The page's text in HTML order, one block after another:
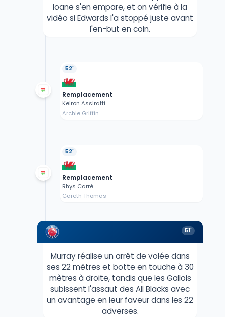
Ioane s'en empare, et on vérifie à la
vidéo si Edwards l'a stoppé juste avant
l'en-but en coin.
52'
Remplacement
Keiron Assiratti
Archie Griffin
52'
Remplacement
Rhys Carré
Gareth Thomas
51'
Murray réalise un arrêt de volée dans
ses 22 mètres et botte en touche à 30
mètres à droite, tandis que les Gallois
subissent l'assaut des All Blacks avec
un avantage en leur faveur dans les 22
adverses.